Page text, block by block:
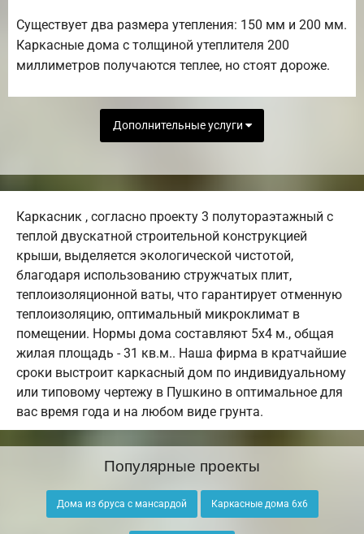
Существует два размера утепления: 150 мм и 200 мм.
Каркасные дома с толщиной утеплителя 200
миллиметров получаются теплее, но стоят дороже.
Дополнительные услуги
Каркасник , согласно проекту 3 полутораэтажный с
теплой двускатной строительной конструкцией
крыши, выделяется экологической чистотой,
благодаря использованию стружчатых плит,
теплоизоляционной ваты, что гарантирует отменную
теплоизоляцию, оптимальный микроклимат в
помещении. Нормы дома составляют 5х4 м., общая
жилая площадь - 31 кв.м.. Наша фирма в кратчайшие
сроки выстроит каркасный дом по индивидуальному
или типовому чертежу в Пушкино в оптимальное для
вас время года и на любом виде грунта.
Популярные проекты
Дома из бруса с мансардой Каркасные дома 6х6